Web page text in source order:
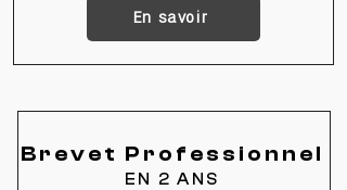
En savoir
Brevet Professionnel
EN 2 ANS